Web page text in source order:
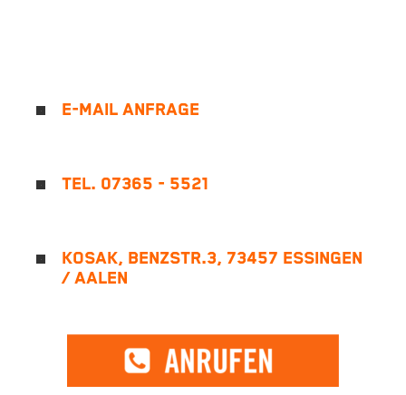
E-MAIL ANFRAGE
TEL. 07365 - 5521
KOSAK, BENZSTR.3, 73457 ESSINGEN
/ AALEN